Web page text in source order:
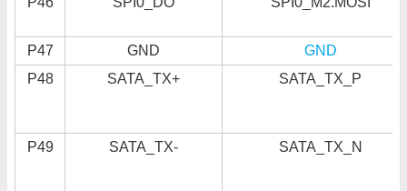
P47 GND
GND
P48
SATA_TX+ SATA_TX_P
P49 SATA_TX- SATA_TX_N